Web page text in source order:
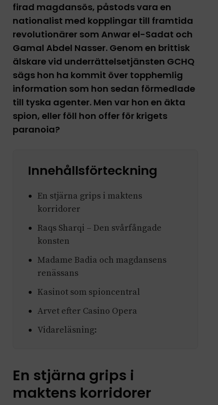
firad magdansös, påstods vara en
nationalist med kopplingar till framtida
revolutionärer som Anwar el-Sadat och
Gamal Abdel Nasser. Genom en brittisk
älskare vid underrättelsetjänsten GCHQ
sägs hon ha kommit över topphemlig
information som hon sedan förmedlade
till tyska agenter. Men var hon en äkta
spion, eller föll hon offer för krigets
paranoia?
Innehållsförteckning
En stjärna grips i maktens
korridorer
Raqs Sharqi – Den svårfångade
konsten
Madame Badia och magdansens
renässans
Kasinot som spioncentral
Arvet efter Casino Opera
Vidareläsning:
En stjärna grips i
maktens korridorer